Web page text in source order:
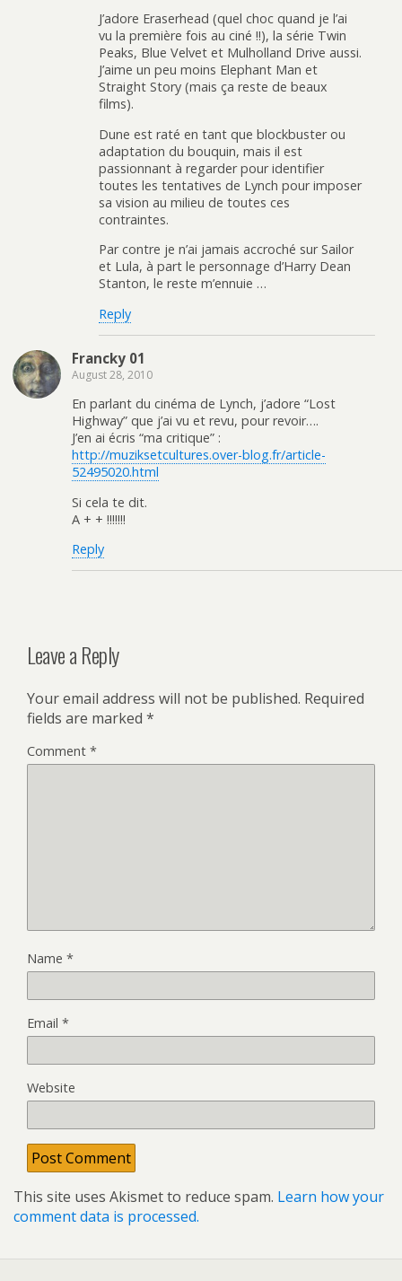
J’adore Eraserhead (quel choc quand je l’ai
vu la première fois au ciné !!), la série Twin
Peaks, Blue Velvet et Mulholland Drive aussi.
J’aime un peu moins Elephant Man et
Straight Story (mais ça reste de beaux
films).
Dune est raté en tant que blockbuster ou
adaptation du bouquin, mais il est
passionnant à regarder pour identifier
toutes les tentatives de Lynch pour imposer
sa vision au milieu de toutes ces
contraintes.
Par contre je n’ai jamais accroché sur Sailor
et Lula, à part le personnage d’Harry Dean
Stanton, le reste m’ennuie …
Reply
Francky 01
August 28, 2010
En parlant du cinéma de Lynch, j’adore “Lost
Highway” que j’ai vu et revu, pour revoir….
J’en ai écris “ma critique” :
http://muziksetcultures.over-blog.fr/article-
52495020.html
Si cela te dit.
A + + !!!!!!!
Reply
Leave a Reply
Your email address will not be published. Required
fields are marked *
Comment *
Name *
Email *
Website
This site uses Akismet to reduce spam. Learn how your
comment data is processed.